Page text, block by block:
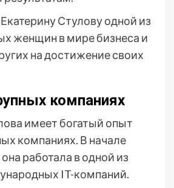
Стулову одной из
женщин в мире бизнеса и
на достижение своих
компаниях
имеет богатый опыт
компаниях. В начале
работала в одной из
IT-компаний.